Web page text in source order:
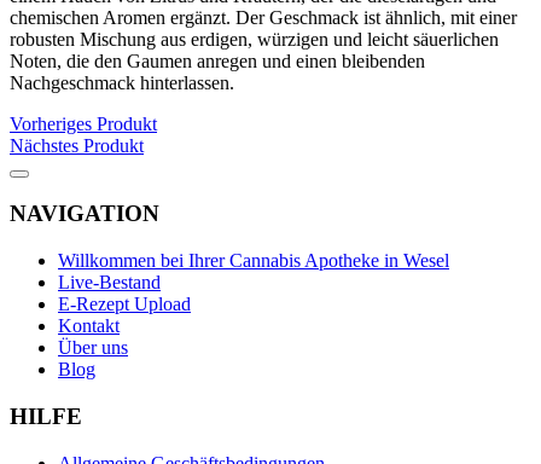
chemischen Aromen ergänzt. Der Geschmack ist ähnlich, mit einer
robusten Mischung aus erdigen, würzigen und leicht säuerlichen
Noten, die den Gaumen anregen und einen bleibenden
Nachgeschmack hinterlassen.
Vorheriges Produkt
Nächstes Produkt
NAVIGATION
Willkommen bei Ihrer Cannabis Apotheke in Wesel
Live-Bestand
E-Rezept Upload
Kontakt
Über uns
Blog
HILFE